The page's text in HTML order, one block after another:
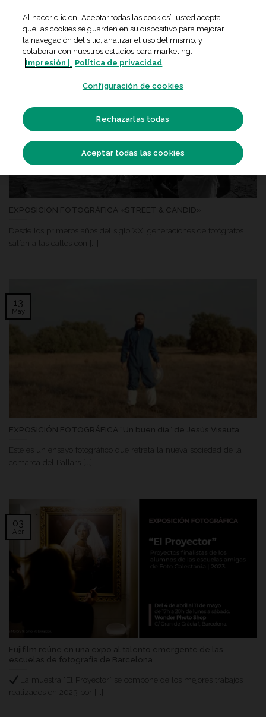
content
EXPOSICIÓN FOTOGRÁFICA «STREET & CANDID»
Desde los primeros años del siglo XX, generaciones de fotógrafos
salían a las calles con [...]
EXPOSICIÓN FOTOGRÁFICA “Un buen día” de Jesús Visauta
Este es un ensayo fotográfico que retrata la nueva sociedad de la
comarca del Pallars [...]
13
May
Fujifilm reúne en una expo al talento emergente de las
escuelas de fotografía de Barcelona
La muestra “El Proyector” se compone de los mejores trabajos
realizados en 2023 por [...]
03
Abr
Al hacer clic en “Aceptar todas las cookies”, usted acepta
que las cookies se guarden en su dispositivo para mejorar
la navegación del sitio, analizar el uso del mismo, y
colaborar con nuestros estudios para marketing.
Impresión |
Política de privacidad
Configuración de cookies
Rechazarlas todas
Aceptar todas las cookies